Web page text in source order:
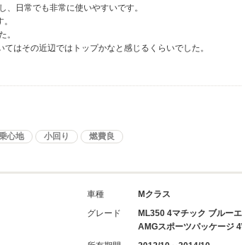
日常でも非常に使いやすいです。
。
はその近辺ではトップかなと感じるくらいでした。
心地 小回り 燃費良
車種
Mクラス
グレード
ML350 4マチック ブルー
AMGスポーツパッケージ